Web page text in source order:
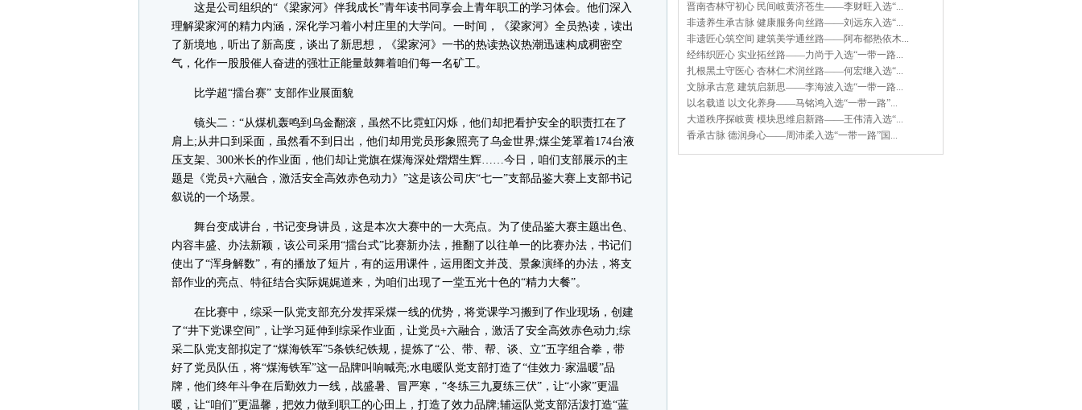
这是公司组织的“《梁家河》伴我成长”青年读书同享会上青年职工的学习体会。他们深入
理解梁家河的精力内涵，深化学习着小村庄里的大学问。一时间，《梁家河》全员热读，读出
了新境地，听出了新高度，谈出了新思想，《梁家河》一书的热读热议热潮迅速构成稠密空
气，化作一股股催人奋进的强壮正能量鼓舞着咱们每一名矿工。
比学超“擂台赛” 支部作业展面貌
镜头二：“从煤机轰鸣到乌金翻滚，虽然不比霓虹闪烁，他们却把看护安全的职责扛在了
肩上;从井口到采面，虽然看不到日出，他们却用党员形象照亮了乌金世界;煤尘笼罩着174台液
压支架、300米长的作业面，他们却让党旗在煤海深处熠熠生辉……今日，咱们支部展示的主
题是《党员+六融合，激活安全高效赤色动力》”这是该公司庆“七一”支部品鉴大赛上支部书记
叙说的一个场景。
舞台变成讲台，书记变身讲员，这是本次大赛中的一大亮点。为了使品鉴大赛主题出色、
内容丰盛、办法新颖，该公司采用“擂台式”比赛新办法，推翻了以往单一的比赛办法，书记们
使出了“浑身解数”，有的播放了短片，有的运用课件，运用图文并茂、景象演绎的办法，将支
部作业的亮点、特征结合实际娓娓道来，为咱们出现了一堂五光十色的“精力大餐”。
在比赛中，综采一队党支部充分发挥采煤一线的优势，将党课学习搬到了作业现场，创建
了“井下党课空间”，让学习延伸到综采作业面，让党员+六融合，激活了安全高效赤色动力;综
采二队党支部拟定了“煤海铁军”5条铁纪铁规，提炼了“公、带、帮、谈、立”五字组合拳，带
好了党员队伍，将“煤海铁军”这一品牌叫响喊亮;水电暖队党支部打造了“佳效力·家温暖”品
牌，他们终年斗争在后勤效力一线，战盛暑、冒严寒，“冬练三九夏练三伏”，让“小家”更温
暖，让“咱们”更温馨，把效力做到职工的心田上，打造了效力品牌;辅运队党支部活泼打造“蓝
晋南杏林守初心 民间岐黄济苍生——李财旺入选“...
非遗养生承古脉 健康服务向丝路——刘远东入选“...
非遗匠心筑空间 建筑美学通丝路——阿布都热依木...
经纬织匠心 实业拓丝路——力尚于入选“一带一路...
扎根黑土守医心 杏林仁术润丝路——何宏继入选“...
文脉承古意 建筑启新思——李海波入选“一带一路...
以名载道 以文化养身——马铭鸿入选“一带一路”...
大道秩序探岐黄 模块思维启新路——王伟清入选“...
香承古脉 德润身心——周沛柔入选“一带一路”国...